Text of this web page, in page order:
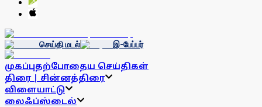
செய்தி மடல் இ-பேப்பர்
முகப்புதற்போதைய செய்திகள்
திரை | சின்னத்திரை
விளையாட்டு
லைஃப்ஸ்டைல்